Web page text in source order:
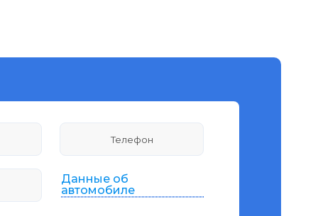
Данные об
автомобиле